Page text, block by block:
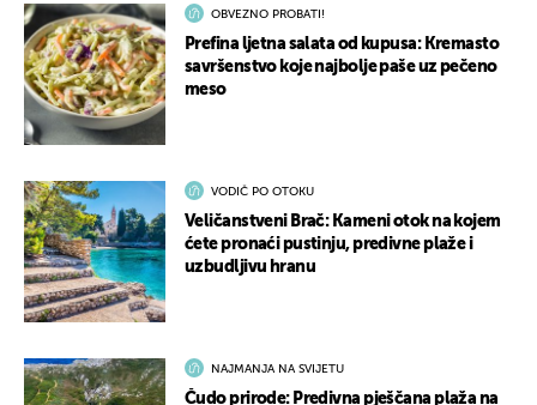
OBVEZNO PROBATI!
Prefina ljetna salata od kupusa: Kremasto
savršenstvo koje najbolje paše uz pečeno
meso
VODIČ PO OTOKU
Veličanstveni Brač: Kameni otok na kojem
ćete pronaći pustinju, predivne plaže i
uzbudljivu hranu
NAJMANJA NA SVIJETU
Čudo prirode: Predivna pješčana plaža na